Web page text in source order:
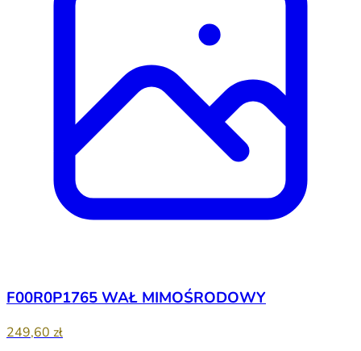
F00R0P1765 WAŁ MIMOŚRODOWY
249,60 zł